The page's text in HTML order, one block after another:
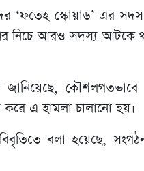
স্কোয়াড’ এর
নিচে আরও সদস্য আটকে
জানিয়েছে,
করে এ হামলা চালানো হয়।
বলা হয়েছে,